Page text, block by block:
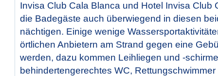
Invisa Club Cala Blanca und Hotel Invisa Club
die Badegäste auch überwiegend in diesen
nächtigen. Einige wenige
örtlichen Anbietern am Strand gegen eine
werden, dazu kommen Leihliegen und -
behindertengerechtes WC, Rettungschwimmer